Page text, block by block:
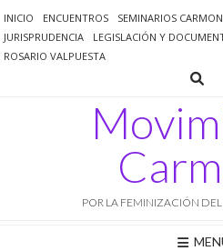
al
contenido
INICIO ENCUENTROS SEMINARIOS
JURISPRUDENCIA
LEGISLACIÓN Y
ROSARIO VALPUESTA
POR LA FEMINIZACIÓN